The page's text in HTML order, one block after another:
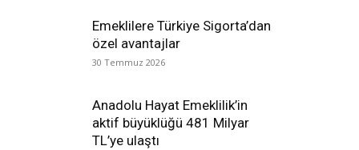
Emeklilere Türkiye Sigorta’dan
özel avantajlar
30 Temmuz 2026
Anadolu Hayat Emeklilik’in
aktif büyüklüğü 481 Milyar
TL’ye ulaştı